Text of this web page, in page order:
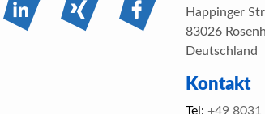
Happinger
83026
Deutschland
Kontakt
Tel: +49 8031